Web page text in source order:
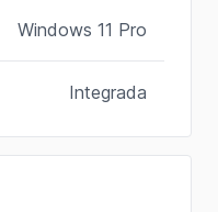
Windows 11 Pro
Integrada